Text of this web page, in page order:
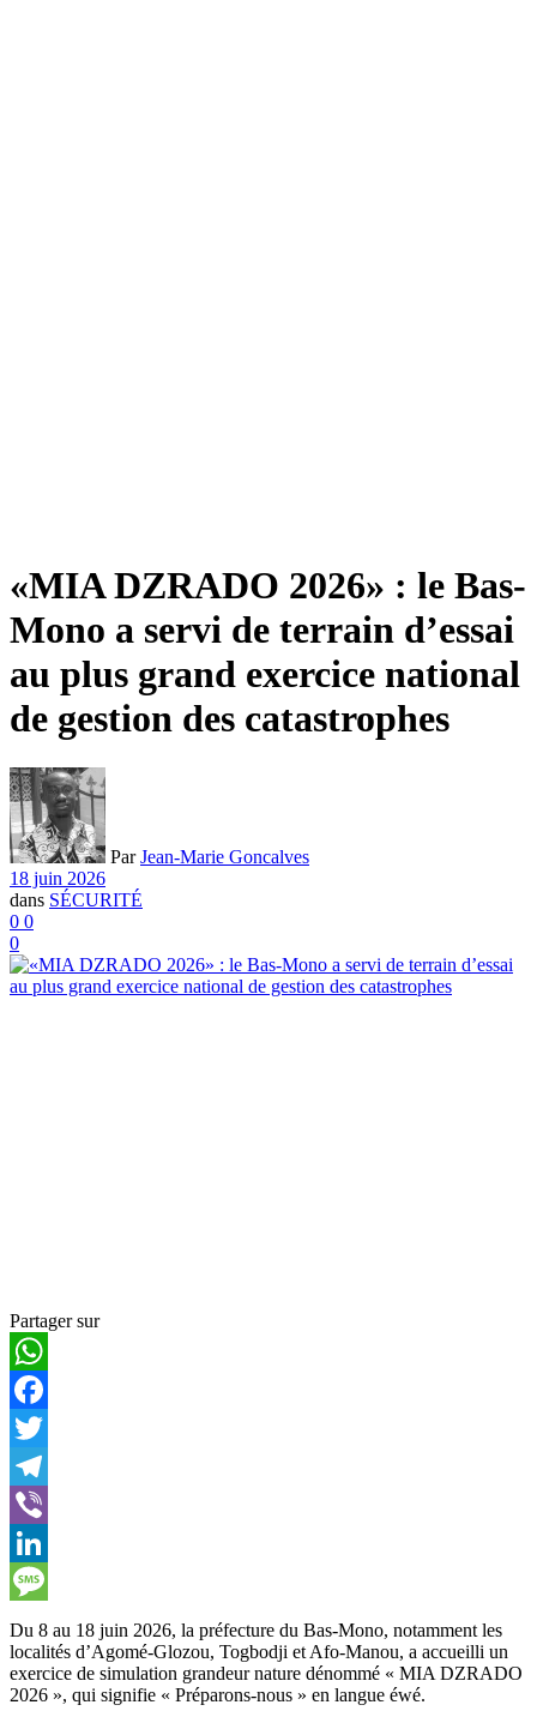
«MIA DZRADO 2026» : le Bas-
Mono a servi de terrain d’essai
au plus grand exercice national
de gestion des catastrophes
Par Jean-Marie Goncalves
18 juin 2026
dans SÉCURITÉ
0 0
0
Partager sur
WhatsApp
Facebook
Twitter
Telegram
Viber
LinkedIn
Message
Du 8 au 18 juin 2026, la préfecture du Bas-Mono, notamment les
localités d’Agomé-Glozou, Togbodji et Afo-Manou, a accueilli un
exercice de simulation grandeur nature dénommé « MIA DZRADO
2026 », qui signifie « Préparons-nous » en langue éwé.